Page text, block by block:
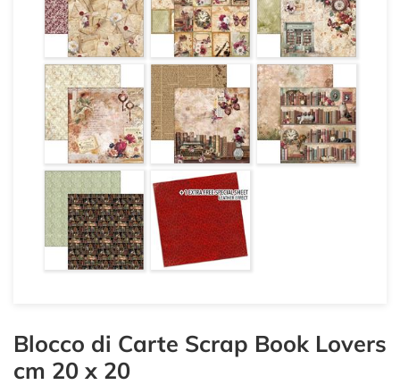
Blocco di Carte Scrap Book Lovers
cm 20 x 20